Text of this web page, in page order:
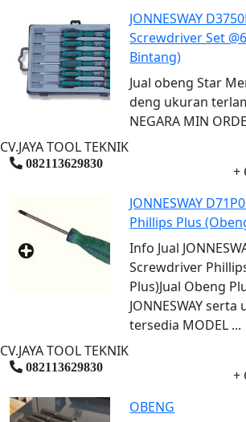
JONNESWAY
Screwdriver Set
Bintang)
Jual obeng Star
deng ukuran
NEGARA MIN
CV.JAYA TOOL TEKNIK
082113629830
+
JONNESWAY
Phillips Plus
Info Jual
Screwdriver
Plus)Jual Obeng
JONNESWAY
tersedia MODEL ...
CV.JAYA TOOL TEKNIK
082113629830
+
OBENG